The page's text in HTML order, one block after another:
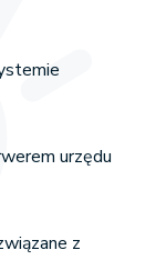
urzędu
z